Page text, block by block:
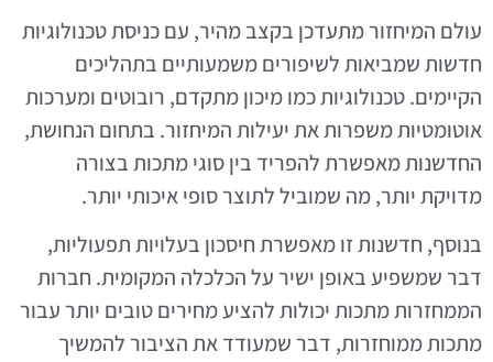
עולם המיחזור מתעדכן בקצב מהיר, עם כניסת טכנולוגיות
חדשות שמביאות לשיפורים משמעותיים בתהליכים
הקיימים. טכנולוגיות כמו מיכון מתקדם, רובוטים ומערכות
אוטומטיות משפרות את יעילות המיחזור. בתחום הנחושת,
החדשנות מאפשרת להפריד בין סוגי מתכות בצורה
מדויקת יותר, מה שמוביל לתוצר סופי איכותי יותר.
בנוסף, חדשנות זו מאפשרת חיסכון בעלויות תפעוליות,
דבר שמשפיע באופן ישיר על הכלכלה המקומית. חברות
הממחזרות מתכות יכולות להציע מחירים טובים יותר עבור
מתכות ממוחזרות, דבר שמעודד את הציבור להמשיך